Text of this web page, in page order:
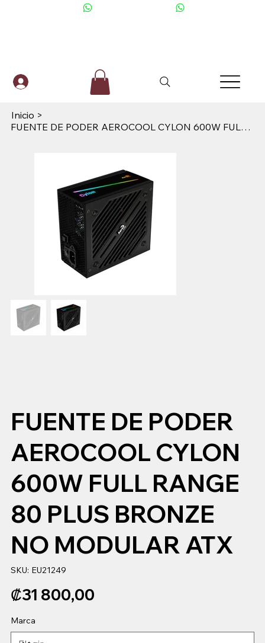
Inicio >
FUENTE DE PODER AEROCOOL CYLON 600W FULL RANGE 80 PLUS BRONZE NO MODULAR ATX
FUENTE DE PODER
AEROCOOL CYLON
600W FULL RANGE
80 PLUS BRONZE
NO MODULAR ATX
SKU: SKU
EU21249
EU21249
Precio
₡31 800,00
Marca